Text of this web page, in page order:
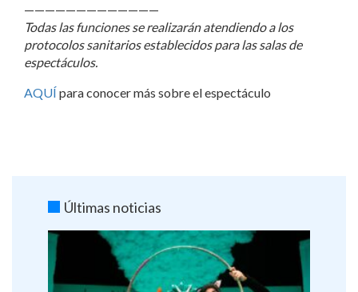
—————————————
Todas las funciones se realizarán atendiendo a los
protocolos sanitarios establecidos para las salas de
espectáculos.
AQUÍpara conocer más sobre el espectáculo
Últimas noticias